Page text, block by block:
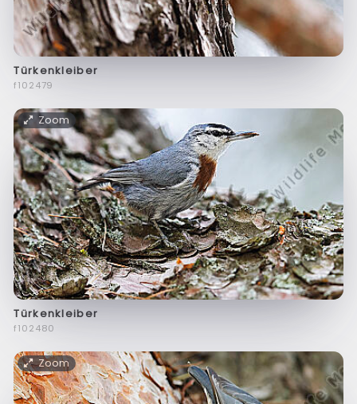
Türkenkleiber
f102479
Zoom
Türkenkleiber
f102480
Zoom